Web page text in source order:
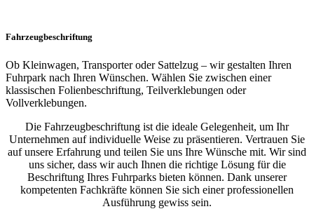
Fahrzeugbeschriftung
Ob Kleinwagen, Transporter oder Sattelzug – wir gestalten Ihren
Fuhrpark nach Ihren Wünschen. Wählen Sie zwischen einer
klassischen Folienbeschriftung, Teilverklebungen oder
Vollverklebungen.
Die Fahrzeugbeschriftung ist die ideale Gelegenheit, um Ihr
Unternehmen auf individuelle Weise zu präsentieren. Vertrauen Sie
auf unsere Erfahrung und teilen Sie uns Ihre Wünsche mit. Wir sind
uns sicher, dass wir auch Ihnen die richtige Lösung für die
Beschriftung Ihres Fuhrparks bieten können. Dank unserer
kompetenten Fachkräfte können Sie sich einer professionellen
Ausführung gewiss sein.